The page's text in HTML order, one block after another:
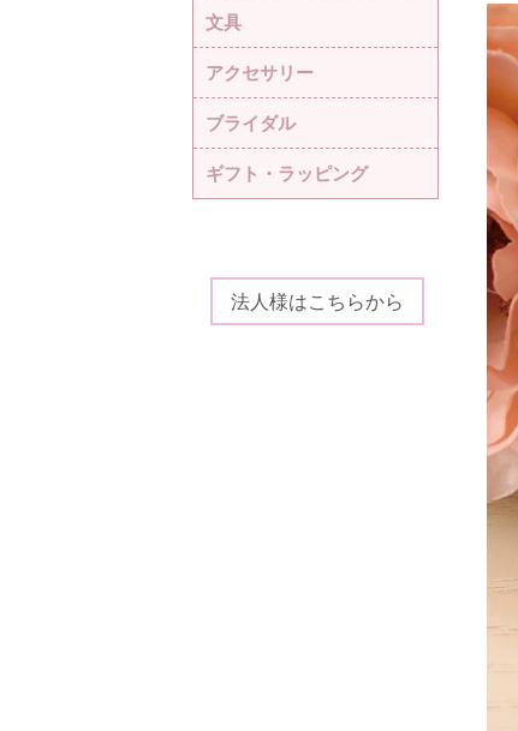
文具
アクセサリー
ブライダル
ギフト・ラッピング
法人様はこちらから